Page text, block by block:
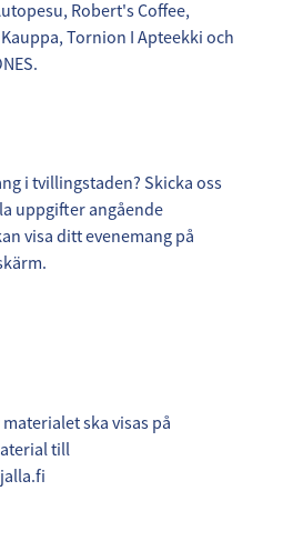
Robert's Coffee,
Tornion I Apteekki och
i tvillingstaden? Skicka oss
uppgifter angående
visa ditt evenemang på
ska visas på
till